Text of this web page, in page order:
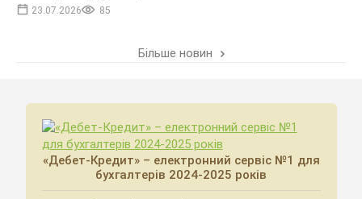
23.07.2026 85
Більше новин
«Дебет-Кредит» – електронний сервіс №1 для
бухгалтерів 2024-2025 років